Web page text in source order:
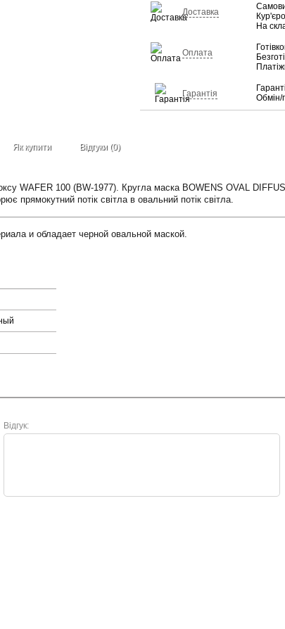
Доставка
На
Оплата
Гарантія
Обмін/
Як купити Відгуки (0)
WAFER 100 (BW-1977). Кругла маска BOWENS OVAL
прямокутний потік світла в овальний потік світла.
и обладает черной овальной маской.
Відгук: